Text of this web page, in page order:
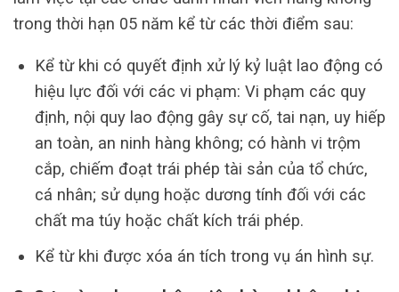
trong thời hạn 05 năm kể từ các thời điểm sau:
Kể từ khi có quyết định xử lý kỷ luật lao động có
hiệu lực đối với các vi phạm: Vi phạm các quy
định, nội quy lao động gây sự cố, tai nạn, uy hiếp
an toàn, an ninh hàng không; có hành vi trộm
cắp, chiếm đoạt trái phép tài sản của tổ chức,
cá nhân; sử dụng hoặc dương tính đối với các
chất ma túy hoặc chất kích trái phép.
Kể từ khi được xóa án tích trong vụ án hình sự.